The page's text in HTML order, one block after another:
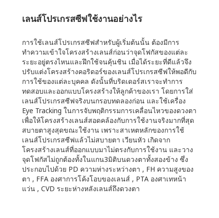
เลนส์โปรเกรสซีฟใช้งานอย่างไร
การใช้เลนส์โปรเกรสซีฟสำหรับผู้เริ่มต้นนั้น ต้องมีการ
ทำความเข้าใจโครงสร้างเลนส์ก่อนว่าจุดโฟกัสของแต่ละ
ระยะอยู่ตรงไหนและฝึกใช้จนคุ้นชิน เมื่อได้ระยะที่ดีแล้วจึง
ปรับแต่งโครงสร้างคอริดอร์ของเลนส์โปรเกรสซีฟให้พอดีกับ
การใช้ของแต่ละบุคคล ดังนั้นที่บริดเดอร์สเราจะทำการ
ทดสอบและออกแบบโครงสร้างให้ลูกค้าของเรา โดยการใส่
เลนส์โปรเกรสซีฟจริงบนกรอบทดลองก่อน และใช้เครื่อง
Eye Tracking ในการจับพฤติกรรมการเคลื่อนไหวของดวงตา
เพื่อให้โครงสร้างเลนส์สอดคล้องกับการใช้งานจริงมากที่สุด
สบายตาสูงสุดขณะใช้งาน เพราะสาเหตหลักของการใช้
เลนส์โปรเกรสซีฟแล้วไม่สบายตา เวียนหัว เกิดจาก
โครงสร้างเลนส์ที่ออกแบบมาไม่ตรงกับการใช้งาน และวาง
จุดโฟกัสไม่ถูกต้องทั้งในแกน3มิติบนดวงตาทั้งสองข้าง ซึ่ง
ประกอบไปด้วย PD ความห่างระหว่างตา , FH ความสูงของ
ตา , FFA องศาการโค้งโอบของเลนส์ , PTA องศาเทหน้า
แว่น , CVD ระยะห่างหลังเลนส์ถึงดวงตา